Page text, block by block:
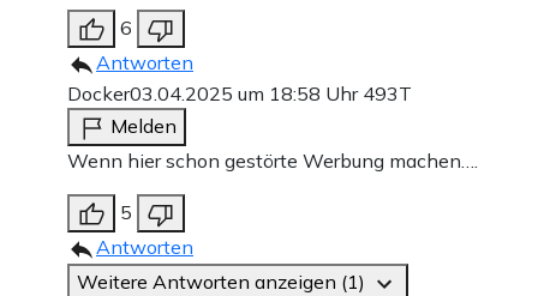
6
Antworten
Docker03.04.2025 um 18:58 Uhr 493T
Melden
Wenn hier schon gestörte Werbung machen….
5
Antworten
Weitere Antworten anzeigen (1)